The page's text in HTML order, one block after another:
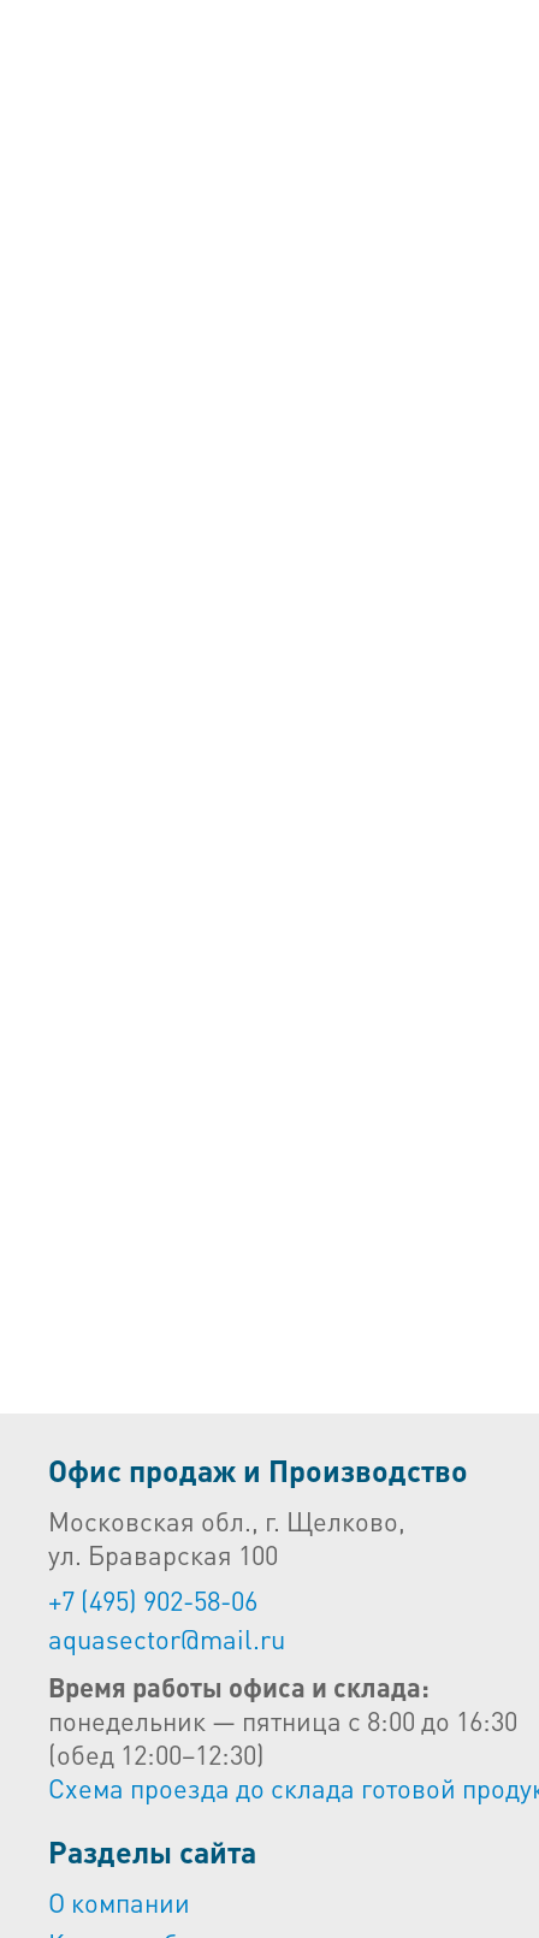
Офис продаж и Производство
Московская обл., г. Щелково,
ул. Браварская 100
+7 (495) 902-58-06
aquasector@mail.ru
Время работы офиса и склада:
понедельник — пятница с 8:00 до 16:30
(обед 12:00–12:30)
Схема проезда до склада готовой
Разделы сайта
О компании